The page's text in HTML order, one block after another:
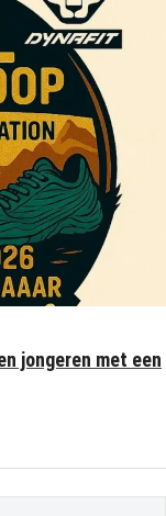
jongeren met een